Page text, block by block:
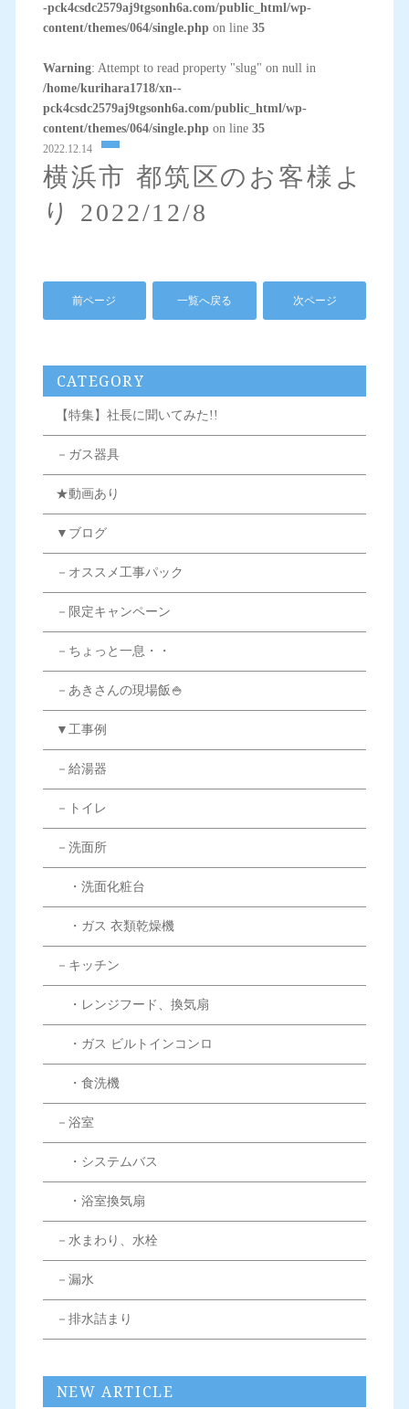
-pck4csdc2579aj9tgsonh6a.com/public_html/wp-
content/themes/064/single.phpon line 35
Warning: Attempt to read property "slug" on null in
/home/kurihara1718/xn--
pck4csdc2579aj9tgsonh6a.com/public_html/wp-
content/themes/064/single.phpon line 35
2022.12.14
横浜市 都筑区のお客様よ
り 2022/12/8
前ページ 一覧へ戻る 次ページ
CATEGORY
【特集】社長に聞いてみた!!
－ガス器具
★動画あり
▼ブログ
－オススメ工事パック
－限定キャンペーン
－ちょっと一息・・
－あきさんの現場飯🍚
▼工事例
－給湯器
－トイレ
－洗面所
・洗面化粧台
・ガス 衣類乾燥機
－キッチン
・レンジフード、換気扇
・ガス ビルトインコンロ
・食洗機
－浴室
・システムバス
・浴室換気扇
－水まわり、水栓
－漏水
－排水詰まり
NEW ARTICLE